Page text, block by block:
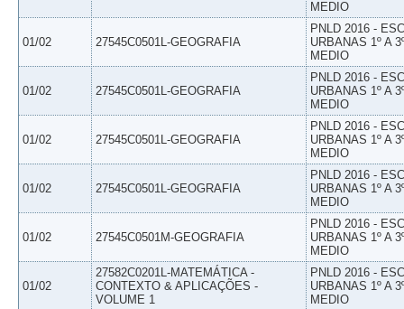
MEDIO
01/02 27545C0501L-GEOGRAFIA
PNLD 2016 -
URBANAS 1º A
MEDIO
01/02 27545C0501L-GEOGRAFIA
PNLD 2016 -
URBANAS 1º A
MEDIO
01/02 27545C0501L-GEOGRAFIA
PNLD 2016 -
URBANAS 1º A
MEDIO
01/02 27545C0501L-GEOGRAFIA
PNLD 2016 -
URBANAS 1º A
MEDIO
01/02 27545C0501M-GEOGRAFIA
PNLD 2016 -
URBANAS 1º A
MEDIO
01/02
27582C0201L-MATEMÁTICA -
CONTEXTO & APLICAÇÕES -
VOLUME 1
PNLD 2016 -
URBANAS 1º A
MEDIO